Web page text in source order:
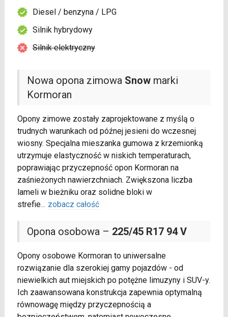
Nowa opona zimowa Snowmarki
Kormoran
Opony zimowe zostały zaprojektowane z myślą o
trudnych warunkach od późnej jesieni do wczesnej
wiosny. Specjalna mieszanka gumowa z krzemionką
utrzymuje elastyczność w niskich temperaturach,
poprawiając przyczepność opon Kormoran na
zaśnieżonych nawierzchniach. Zwiększona liczba
lameli w bieżniku oraz solidne bloki w
strefie... zobacz całość
Opona osobowa – 225/45 R17 94 V
Opony osobowe Kormoran to uniwersalne
rozwiązanie dla szerokiej gamy pojazdów - od
niewielkich aut miejskich po potężne limuzyny i SUV-y.
Ich zaawansowana konstrukcja zapewnia optymalną
równowagę między przyczepnością a
Diesel / benzyna / LPG
Silnik hybrydowy
Silnik elektryczny